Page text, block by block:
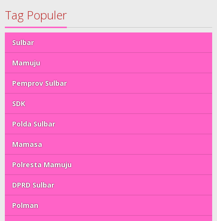
Tag Populer
Sulbar
Mamuju
Pemprov Sulbar
SDK
Polda Sulbar
Mamasa
Polresta Mamuju
DPRD Sulbar
Polman